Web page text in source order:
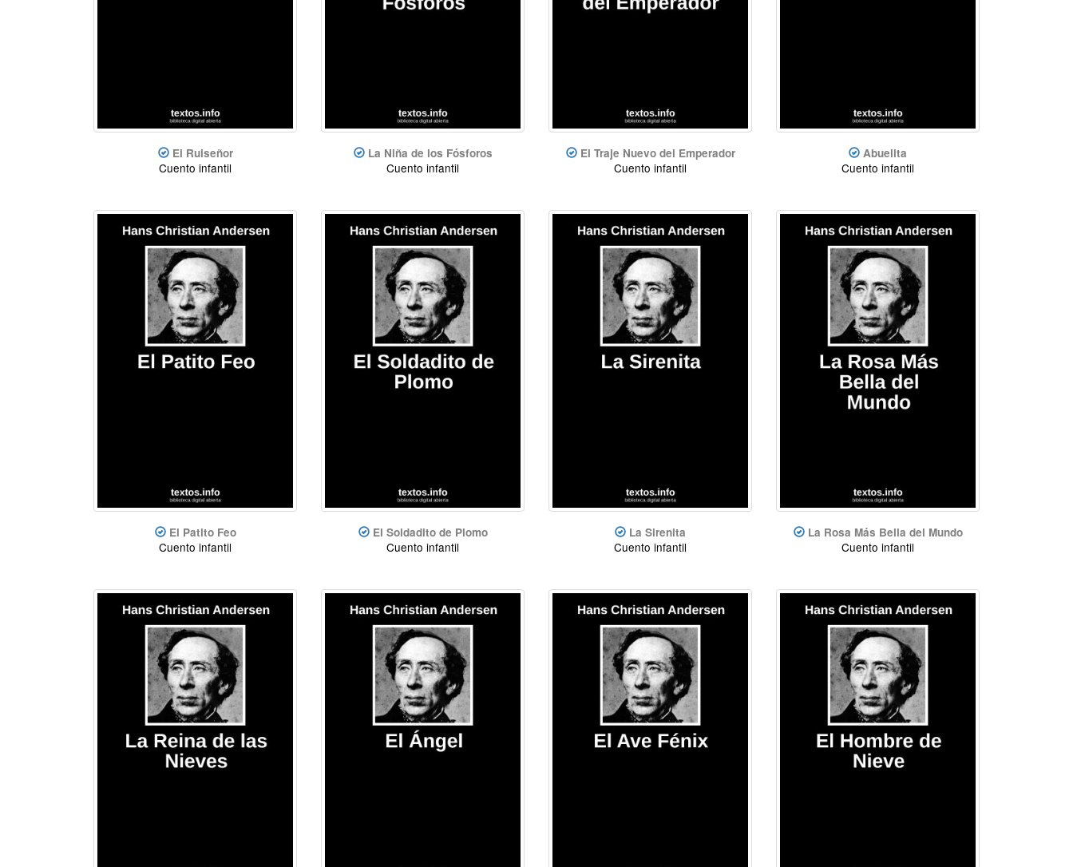
El Ruiseñor
Cuento infantil
La Niña de los Fósforos
Cuento infantil
El Traje Nuevo del Emperador
Cuento infantil
Abuelita
Cuento infantil
El Patito Feo
Cuento infantil
El Soldadito de Plomo
Cuento infantil
La Sirenita
Cuento infantil
La Rosa Más Bella del Mundo
Cuento infantil